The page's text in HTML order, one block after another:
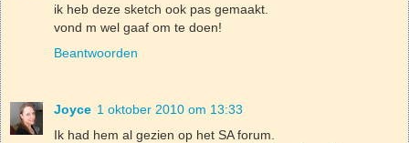
ik heb deze sketch ook pas gemaakt.
vond m wel gaaf om te doen!
Beantwoorden
Joyce 1 oktober 2010 om 13:33
Ik had hem al gezien op het SA forum.